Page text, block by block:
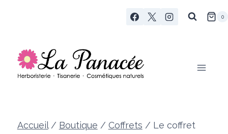
0
Accueil / Boutique / Coffrets / Le coffret